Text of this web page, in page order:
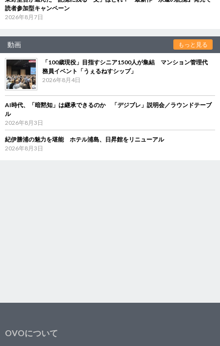
読者参加型キャンペーン
2026年8月7日
動画 もっと見る
「100歳現役」目指すシニア1500人が集結 マンション管理代
務員イベント「うぇるねすシップ」
2026年8月4日
AI時代、「暗黙知」は継承できるのか 「デジブレ」説明会／ラウンドテーブ
ル
2026年8月3日
紀伊勝浦の魅力を堪能 ホテル浦島、日昇館をリニューアル
2026年8月3日
OVOについて